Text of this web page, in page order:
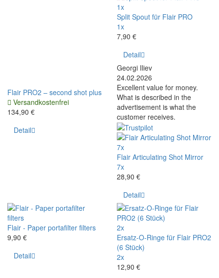
Flair PRO2 – second shot plus
Versandkostenfrei
134,90 €
Detail
1x
Split Spout für Flair PRO
1x
7,90 €
Detail
Georgi Iliev
24.02.2026
Excellent value for money.
What is described in the
advertisement is what the
customer receives.
7x
Flair Articulating Shot Mirror
7x
28,90 €
Detail
Flair - Paper portafilter filters
9,90 €
Detail
2x
Ersatz-O-Ringe für Flair PRO2
(6 Stück)
2x
12,90 €